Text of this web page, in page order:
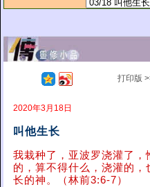
打印版
2020年3月18日
叫他生长
我栽种了，亚波罗浇灌了，
的，算不得什么，浇灌的
长的神。（林前3:6-7）